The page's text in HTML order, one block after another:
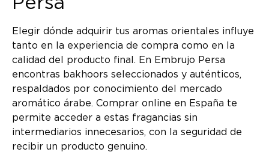
Elegir dónde adquirir tus aromas orientales influye
tanto en la experiencia de compra como en la
calidad del producto final. En Embrujo Persa
encontras bakhoors seleccionados y auténticos,
respaldados por conocimiento del mercado
aromático árabe. Comprar online en España te
permite acceder a estas fragancias sin
intermediarios innecesarios, con la seguridad de
recibir un producto genuino.